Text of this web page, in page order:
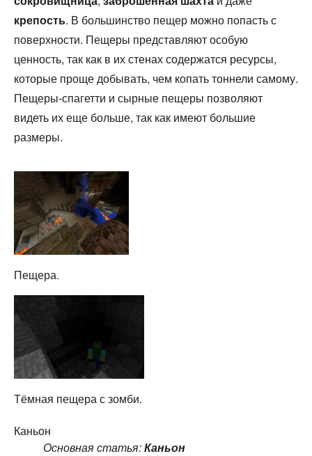
крепость. В большинство пещер можно попасть с
поверхности. Пещеры представляют особую
ценность, так как в их стенах содержатся ресурсы,
которые проще добывать, чем копать тоннели самому.
Пещеры-спагетти и сырные пещеры позволяют
видеть их еще больше, так как имеют большие
размеры.
Пещера.
Тёмная пещера с зомби.
Каньон
Основная статья:Каньон